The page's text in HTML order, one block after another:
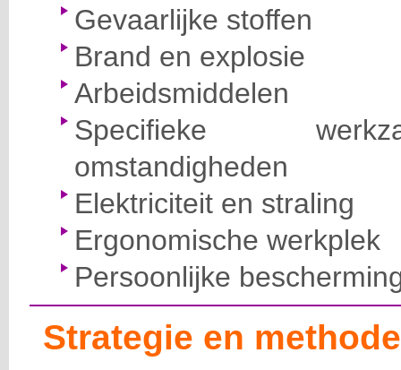
Gevaarlijke stoffen
Brand en explosie
Arbeidsmiddelen
Specifieke
omstandigheden
Elektriciteit en straling
Ergonomische werkplek
Persoonlijke
Strategie en